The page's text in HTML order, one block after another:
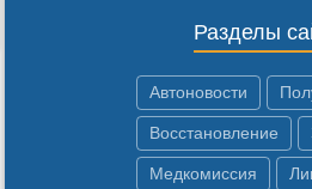
Разделы
Автоновости
Восстановление
Медкомиссия